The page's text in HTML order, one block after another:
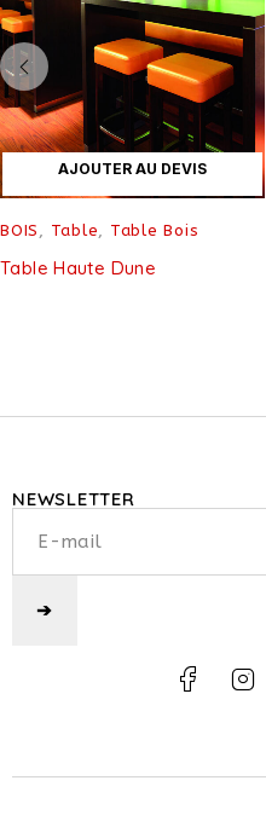
AJOUTER AU DEVIS
BOIS , Table, Table Bois
Table Haute Dune
NEWSLETTER